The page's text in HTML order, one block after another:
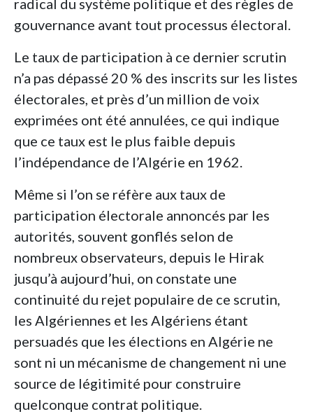
radical du système politique et des règles de
gouvernance avant tout processus électoral.
Le taux de participation à ce dernier scrutin
n’a pas dépassé 20 % des inscrits sur les listes
électorales, et près d’un million de voix
exprimées ont été annulées, ce qui indique
que ce taux est le plus faible depuis
l’indépendance de l’Algérie en 1962.
Même si l’on se réfère aux taux de
participation électorale annoncés par les
autorités, souvent gonflés selon de
nombreux observateurs, depuis le Hirak
jusqu’à aujourd’hui, on constate une
continuité du rejet populaire de ce scrutin,
les Algériennes et les Algériens étant
persuadés que les élections en Algérie ne
sont ni un mécanisme de changement ni une
source de légitimité pour construire
quelconque contrat politique.